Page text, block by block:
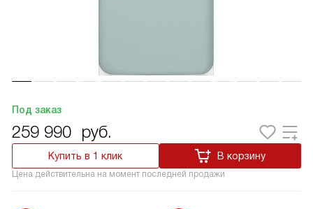
Под заказ
259 990 руб.
Купить в 1 клик В корзину
Цена действительна на момент последней продажи